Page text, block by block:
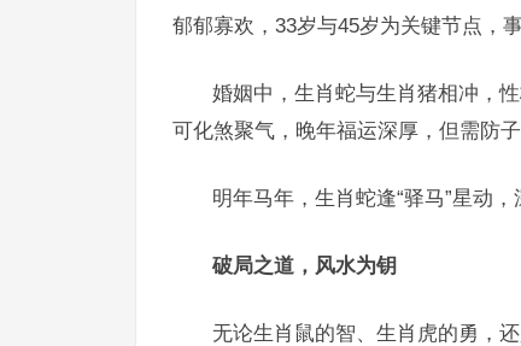
郁郁寡欢，33岁与45岁为关键节点，
婚姻中，生肖蛇与生肖猪相冲，
可化煞聚气，晚年福运深厚，但需防
明年马年，生肖蛇逢“驿马”星动
破局之道，风水为钥
无论生肖鼠的智、生肖虎的勇，